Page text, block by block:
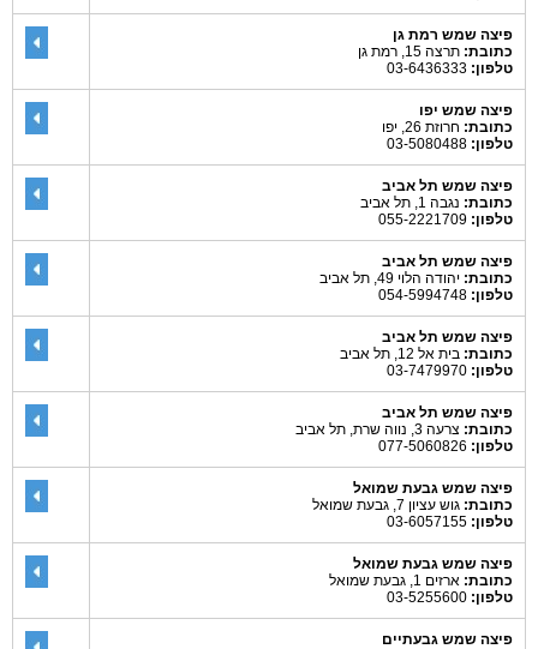
פיצה שמש רמת גן
כתובת: תרצה 15, רמת גן
טלפון:
פיצה שמש יפו
כתובת: חרוזת 26, יפו
טלפון:
פיצה שמש תל אביב
כתובת: נגבה 1, תל אביב
טלפון:
פיצה שמש תל אביב
כתובת: יהודה הלוי 49, תל אביב
טלפון:
פיצה שמש תל אביב
כתובת: בית אל 12, תל אביב
טלפון:
פיצה שמש תל אביב
כתובת: צרעה 3, נווה שרת, תל אביב
טלפון:
פיצה שמש גבעת שמואל
כתובת: גוש עציון 7, גבעת שמואל
טלפון:
פיצה שמש גבעת שמואל
כתובת: ארזים 1, גבעת שמואל
טלפון:
פיצה שמש גבעתיים